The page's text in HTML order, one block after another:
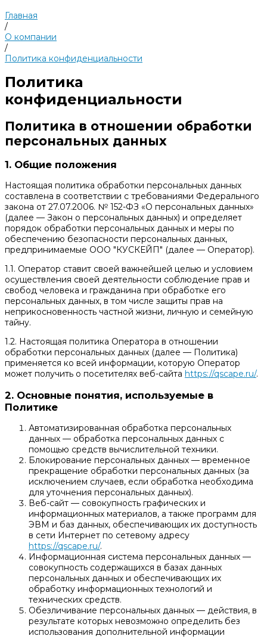
Главная
/
О компании
/
Политика конфиденциальности
Политика
конфиденциальности
Политика в отношении обработки
персональных данных
1. Общие положения
Настоящая политика обработки персональных данных
составлена в соответствии с требованиями Федерального
закона от 27.07.2006. № 152-ФЗ «О персональных данных»
(далее — Закон о персональных данных) и определяет
порядок обработки персональных данных и меры по
обеспечению безопасности персональных данных,
предпринимаемые ООО "КУСКЕЙП" (далее — Оператор).
1.1. Оператор ставит своей важнейшей целью и условием
осуществления своей деятельности соблюдение прав и
свобод человека и гражданина при обработке его
персональных данных, в том числе защиты прав на
неприкосновенность частной жизни, личную и семейную
тайну.
1.2. Настоящая политика Оператора в отношении
обработки персональных данных (далее — Политика)
применяется ко всей информации, которую Оператор
может получить о посетителях веб-сайта https://qscape.ru/.
2. Основные понятия, используемые в
Политике
Автоматизированная обработка персональных
данных — обработка персональных данных с
помощью средств вычислительной техники.
Блокирование персональных данных — временное
прекращение обработки персональных данных (за
исключением случаев, если обработка необходима
для уточнения персональных данных).
Веб-сайт — совокупность графических и
информационных материалов, а также программ для
ЭВМ и баз данных, обеспечивающих их доступность
в сети Интернет по сетевому адресу
https://qscape.ru/.
Информационная система персональных данных —
совокупность содержащихся в базах данных
персональных данных и обеспечивающих их
обработку информационных технологий и
технических средств.
Обезличивание персональных данных — действия, в
результате которых невозможно определить без
использования дополнительной информации